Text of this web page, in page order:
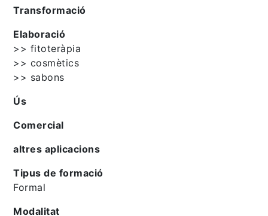
Transformació
Elaboració
>> fitoteràpia
>> cosmètics
>> sabons
Ús
Comercial
altres aplicacions
Tipus de formació
Formal
Modalitat